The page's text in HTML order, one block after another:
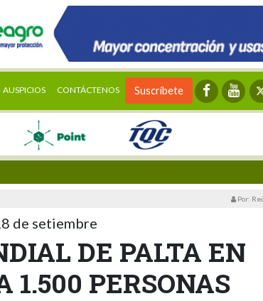
AUSPICIOS CONTÁCTENOS Suscríbete
Por:
de setiembre
DE PALTA EN
1.500 PERSONAS